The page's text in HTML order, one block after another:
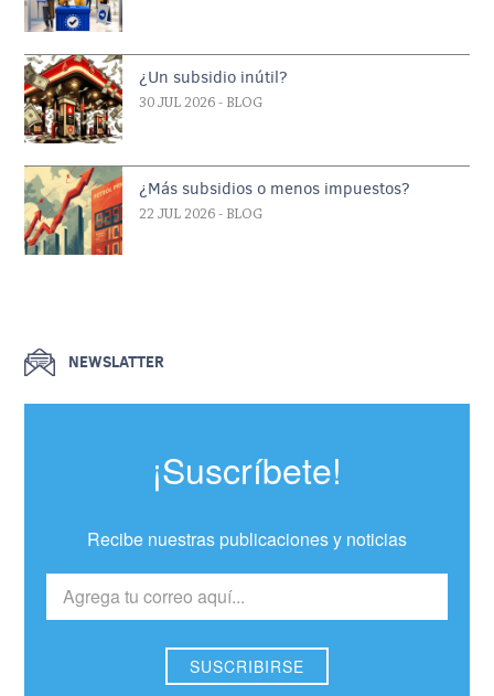
¿Un subsidio inútil?
30 JUL 2026 - BLOG
¿Más subsidios o menos impuestos?
22 JUL 2026 - BLOG
NEWSLATTER
¡Suscríbete!
Recibe nuestras publicaciones y noticias